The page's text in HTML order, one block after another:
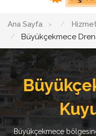
Ana Sayfa ›
Büyükçekmece
Büyükçekmece